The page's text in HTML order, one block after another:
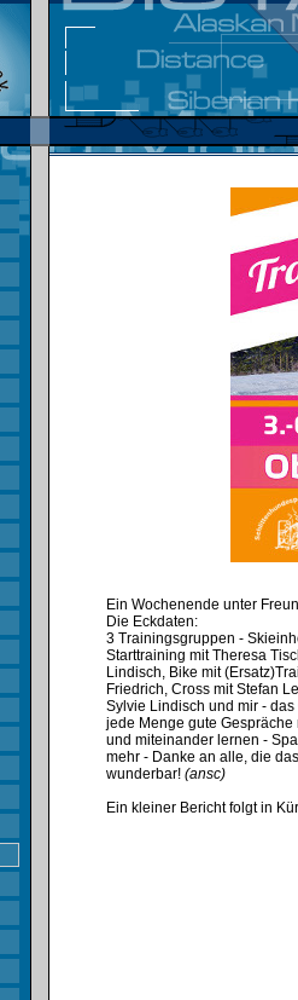
Ein Wochenende unter
Die Eckdaten:
3 Trainingsgruppen -
Starttraining mit Theresa
Lindisch, Bike mit
Friedrich, Cross mit Stefan
Sylvie Lindisch und mir -
jede Menge gute
und miteinander lernen -
mehr - Danke an alle, die
wunderbar!(ansc)
Ein kleiner Bericht folgt in